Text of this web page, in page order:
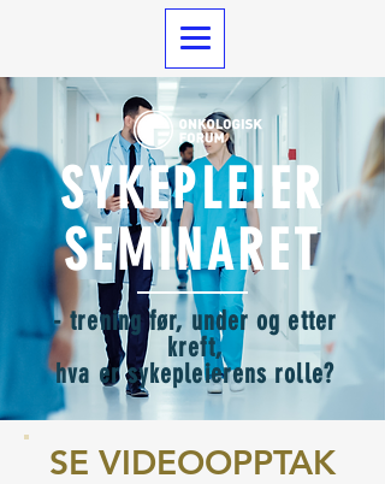
SYKEPLEIER
SEMINARET
- trening før, under og etter
kreft,
hva er sykepleierens rolle?
SE VIDEOOPPTAK